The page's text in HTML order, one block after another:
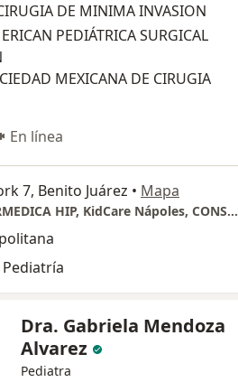
DE MINIMA INVASION
PEDIÁTRICA SURGICAL
MEXICANA DE CIRUGIA
En línea
7, Benito Juárez • Mapa
HOSPITAL STARMEDICA HIP, KidCare Nápoles, CONSULTORIO 204
Dra. Gabriela Mendoza
Alvarez
Pediatra